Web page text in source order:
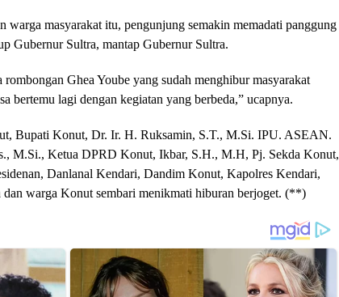
warga masyarakat itu, pengunjung semakin memadati panggung
Gubernur Sultra, mantap Gubernur Sultra.
Ghea Yoube yang sudah menghibur masyarakat
bertemu lagi dengan kegiatan yang berbeda,” ucapnya.
Bupati Konut, Dr. Ir. H. Ruksamin, S.T., M.Si. IPU. ASEAN.
M.Si., Ketua DPRD Konut, Ikbar, S.H., M.H, Pj. Sekda Konut,
Danlanal Kendari, Dandim Konut, Kapolres Kendari,
warga Konut sembari menikmati hiburan berjoget. (**)